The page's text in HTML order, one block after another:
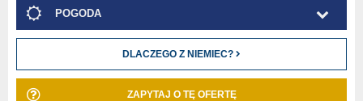
POGODA
DLACZEGO Z NIEMIEC?
ZAPYTAJ O TĘ OFERTĘ